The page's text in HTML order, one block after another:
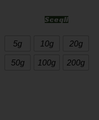
Scegli
5g 10g 20g
50g 100g 200g